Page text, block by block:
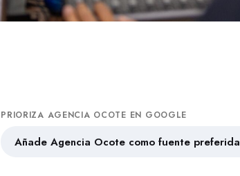
PRIORIZA AGENCIA OCOTE EN GOOGLE
Añade Agencia Ocote como fuente preferida